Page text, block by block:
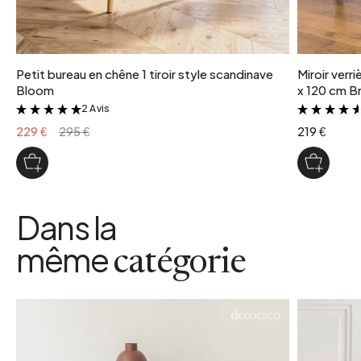
Petit bureau en chêne 1 tiroir style scandinave
Bloom
&
2 Avis
229 € 295 €
Miroir
x 120 cm
219 €
Dans la
mêmecatégorie